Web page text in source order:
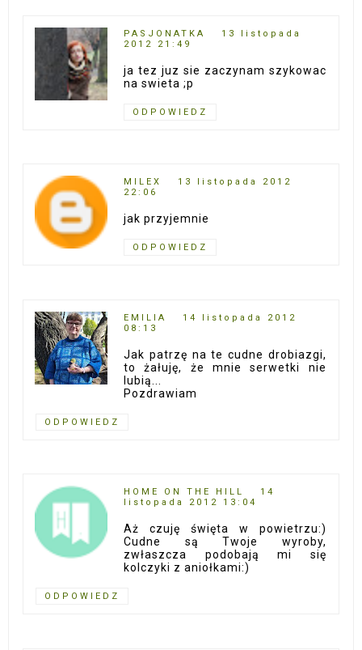
PASJONATKA
13 listopada
2012 21:49
ja tez juz sie zaczynam szykowac
na swieta ;p
ODPOWIEDZ
MILEX
13 listopada 2012
22:06
jak przyjemnie
ODPOWIEDZ
EMILIA
14 listopada 2012
08:13
Jak patrzę na te cudne drobiazgi,
to żałuję, że mnie serwetki nie
lubią...
Pozdrawiam
ODPOWIEDZ
HOME ON THE HILL
14
listopada 2012 13:04
Aż czuję święta w powietrzu:)
Cudne są Twoje wyroby,
zwłaszcza podobają mi się
kolczyki z aniołkami:)
ODPOWIEDZ